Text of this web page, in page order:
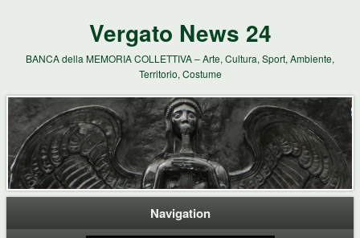
Vergato News 24
BANCA della MEMORIA COLLETTIVA – Arte, Cultura, Sport, Ambiente,
Territorio, Costume
Navigation